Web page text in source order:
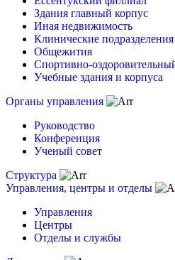
Здания главный корпус
Иная недвижимость
Клинические подразделения
Общежития
Спортивно-
Учебные здания и корпуса
Органы управления
Руководство
Конференция
Ученый совет
Структура
Управления, центры и отделы
Управления
Центры
Отделы и службы